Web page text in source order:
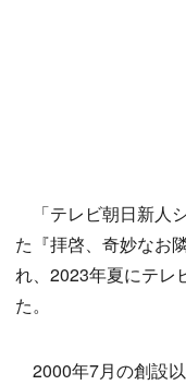
「テレビ朝日新人
た『拝啓、奇妙なお
れ、2023年夏にテレ
た。
2000年7月の創設